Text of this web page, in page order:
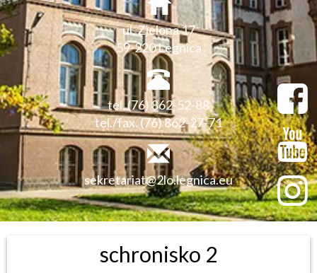
ul. Zielona 17
59-220 Legnica
tel. (76) 862-52-88
tel./fax. (76) 862-27-71
sekretariat@2lo.legnica.eu
schronisko 2